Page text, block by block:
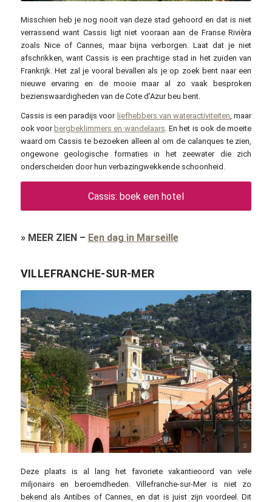
Misschien heb je nog nooit van deze stad gehoord en dat is niet
verrassend want Cassis ligt niet vooraan aan de Franse Rivièra
zoals Nice of Cannes, maar bijna verborgen. Laat dat je niet
afschrikken, want Cassis is een prachtige stad in het zuiden van
Frankrijk. Het zal je vooral bevallen als je op zoek bent naar een
nieuwe ervaring en de mooie maar al zo vaak besproken
bezienswaardigheden van de Cote d’Azur beu bent.
Cassis is een paradijs voor liefhebbers van wateractiviteiten , maar
ook voor bergbeklimmers en wandelaars . En het is ook de moeite
waard om Cassis te bezoeken alleen al om de calanques te zien,
ongewone geologische formaties in het zeewater die zich
onderscheiden door hun verbazingwekkende schoonheid.
Cassis: boek een hotel
» MEER ZIEN – Een dag in Marseille
VILLEFRANCHE-SUR-MER
linfer3 / pixabay.com
Deze plaats is al lang het favoriete vakantieoord van vele
miljonairs en beroemdheden. Villefranche-sur-Mer is niet zo
bekend als Antibes of Cannes, en dat is juist zijn voordeel. Dit